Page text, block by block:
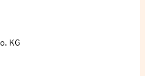
KG